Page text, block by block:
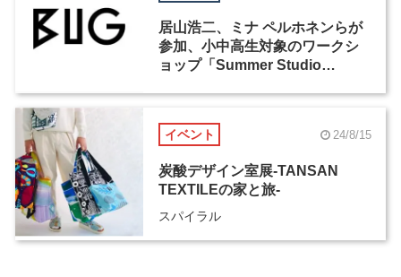
居山浩二、ミナ ペルホネンらが
参加、小中高生対象のワークシ
ョップ「Summer Studio
イベント 24/8/15
炭酸デザイン室展-TANSAN
TEXTILEの家と旅-
スパイラル